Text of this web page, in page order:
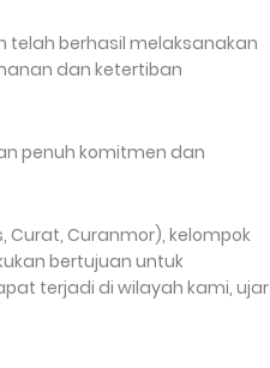
telah berhasil melaksanakan
dan ketertiban
penuh komitmen dan
Curanmor), kelompok
bertujuan untuk
terjadi di wilayah kami, ujar